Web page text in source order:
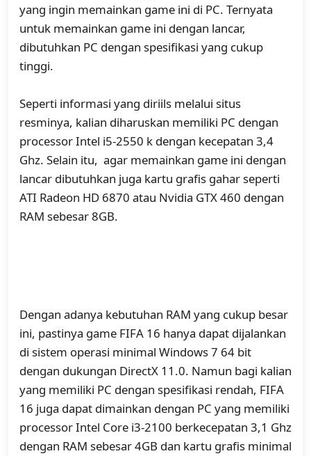
yang ingin memainkan game ini di PC. Ternyata
untuk memainkan game ini dengan lancar,
dibutuhkan PC dengan spesifikasi yang cukup
tinggi.
Seperti informasi yang diriils melalui situs
resminya, kalian diharuskan memiliki PC dengan
processor Intel i5-2550 k dengan kecepatan 3,4
Ghz. Selain itu, agar memainkan game ini dengan
lancar dibutuhkan juga kartu grafis gahar seperti
ATI Radeon HD 6870 atau Nvidia GTX 460 dengan
RAM sebesar 8GB.
Dengan adanya kebutuhan RAM yang cukup besar
ini, pastinya game FIFA 16 hanya dapat dijalankan
di sistem operasi minimal Windows 7 64 bit
dengan dukungan DirectX 11.0. Namun bagi kalian
yang memiliki PC dengan spesifikasi rendah, FIFA
16 juga dapat dimainkan dengan PC yang memiliki
processor Intel Core i3-2100 berkecepatan 3,1 Ghz
dengan RAM sebesar 4GB dan kartu grafis minimal